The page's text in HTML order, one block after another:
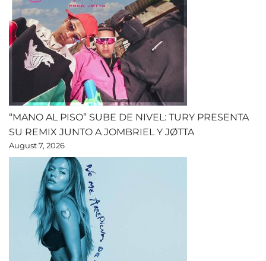
“MANO AL PISO” SUBE DE NIVEL: TURY PRESENTA
SU REMIX JUNTO A JOMBRIEL Y JØTTA
August 7, 2026